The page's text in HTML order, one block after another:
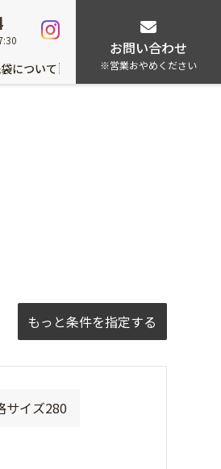
お問い合わせ
※営業おやめください
について
サイズ280
もっと条件を指定する